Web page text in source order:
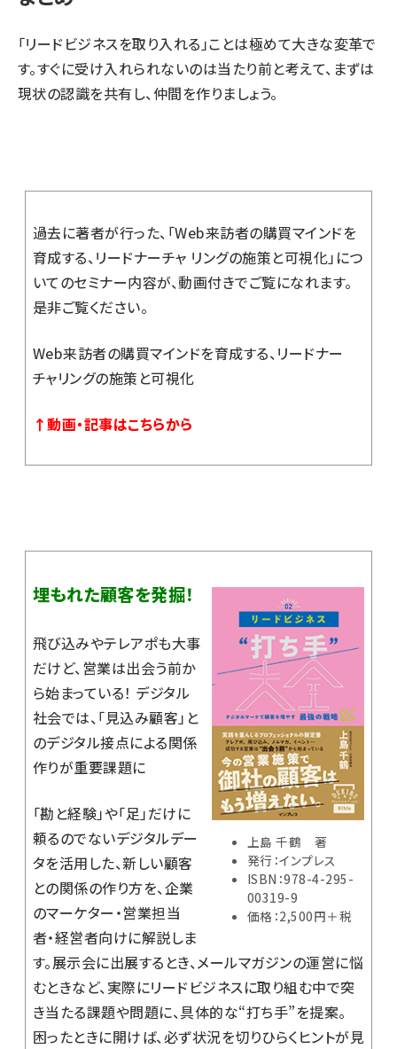
「リードビジネスを取り入れる」ことは極めて大きな変革で
す。すぐに受け入れられないのは当たり前と考えて、まずは
現状の認識を共有し、仲間を作りましょう。
過去に著者が行った、「Web来訪者の購買マインドを
育成する、リードナーチャ リングの施策と可視化」につ
いてのセミナー内容が、動画付きでご覧になれます。
是非ご覧ください。
Web来訪者の購買マインドを育成する、リードナー
チャリングの施策と可視化
↑動画・記事はこちらから
上島 千鶴 著
発行：インプレス
ISBN：978-4-295-
00319-9
価格：2,500円＋税
埋もれた顧客を発掘！
飛び込みやテレアポも大事
だけど、営業は出会う前か
ら始まっている！ デジタル
社会では、「見込み顧客」と
のデジタル接点による関係
作りが重要課題に
「勘と経験」や「足」だけに
頼るのでないデジタルデー
タを活用した、新しい顧客
との関係の作り方を、企業
のマーケター・営業担当
者・経営者向けに解説しま
す。展示会に出展するとき、メールマガジンの運営に悩
むときなど、実際にリードビジネスに取り組む中で突
き当たる課題や問題に、具体的な“打ち手”を提案。
困ったときに開けば、必ず状況を切りひらくヒントが見